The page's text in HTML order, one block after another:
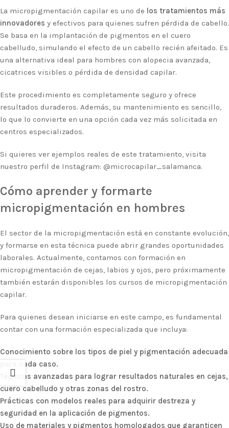
La micropigmentación capilar es uno de los tratamientos más
innovadores y efectivos para quienes sufren pérdida de cabello.
Se basa en la implantación de pigmentos en el cuero
cabelludo, simulando el efecto de un cabello recién afeitado. Es
una alternativa ideal para hombres con alopecia avanzada,
cicatrices visibles o pérdida de densidad capilar.
Este procedimiento es completamente seguro y ofrece
resultados duraderos. Además, su mantenimiento es sencillo,
lo que lo convierte en una opción cada vez más solicitada en
centros especializados.
Si quieres ver ejemplos reales de este tratamiento, visita
nuestro perfil de Instagram: @microcapilar_salamanca.
Cómo aprender y formarte
micropigmentación en hombres
El sector de la micropigmentación está en constante evolución,
y formarse en esta técnica puede abrir grandes oportunidades
laborales. Actualmente, contamos con formación en
micropigmentación de cejas, labios y ojos, pero próximamente
también estarán disponibles los cursos de micropigmentación
capilar.
Para quienes desean iniciarse en este campo, es fundamental
contar con una formación especializada que incluya:
Conocimiento sobre los tipos de piel y pigmentación adecuada
para cada caso.
Técnicas avanzadas para lograr resultados naturales en cejas,
cuero cabelludo y otras zonas del rostro.
Prácticas con modelos reales para adquirir destreza y
seguridad en la aplicación de pigmentos.
Uso de materiales y pigmentos homologados que garanticen